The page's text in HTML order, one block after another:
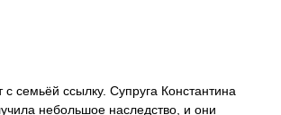
семьёй ссылку. Супруга Константина
небольшое наследство, и они